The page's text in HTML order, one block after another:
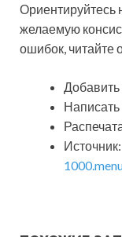
Ориентируйтесь
желаемую
ошибок, читайте
Добавить
Написать
Источник: